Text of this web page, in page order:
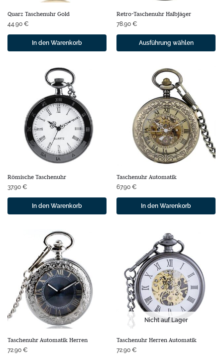
Quarz Taschenuhr Gold
44.90 €
In den Warenkorb
Retro-Taschenuhr Halbjäger
78.90 €
Ausführung wählen
Römische Taschenuhr
37.90 €
In den Warenkorb
Taschenuhr Automatik
67.90 €
In den Warenkorb
Taschenuhr Automatik Herren
72.90 €
Nicht auf Lager
Taschenuhr Herren Automatik
72.90 €